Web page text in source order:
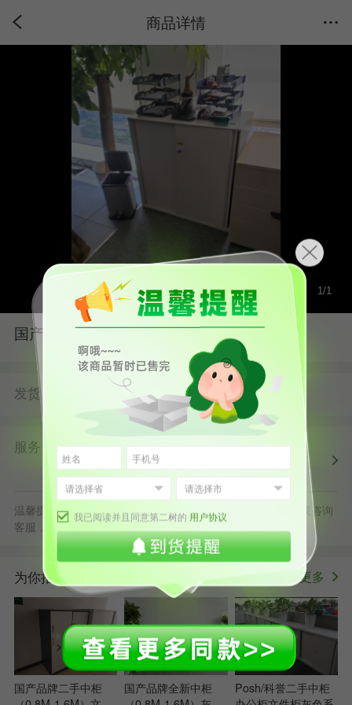
商品详情
我已阅读并且同意第二树的 用户协议
>
1/1
国产品牌二手中柜（0.8M-1.6M）文件柜灰
发货 第二树广州仓 发货并提供售后服务
服务 第二树自营 清洗消毒 售后保障
配送上门
正规发票
退货原则
温馨提示：默拍不发货，批量采购立享更多优惠，可随时在线咨询
客服，或拨打服务电话400-178-1088
为你推荐 更多
国产品牌二手中柜
国产品牌全新中柜
Posh/科誉二手中柜